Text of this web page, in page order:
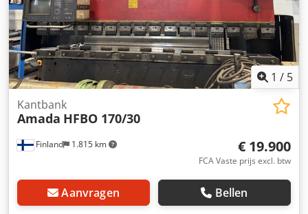
1 / 5
Finland 1.815 km
Kantbank
Amada HFBO 170/30
€ 19.900
FCA Vaste prijs excl. btw
Aanvragen Bellen